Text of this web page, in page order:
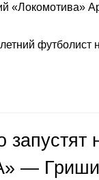
«Локомотива»
—